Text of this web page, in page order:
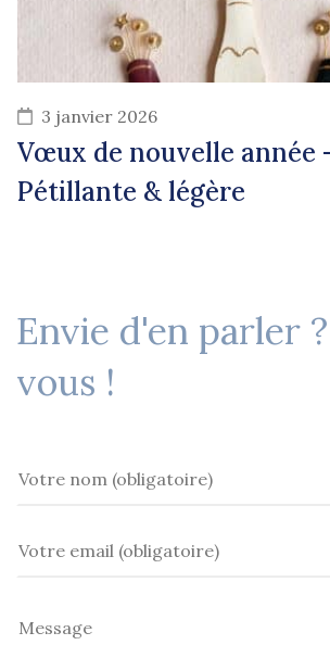
3 janvier 2026
Vœux de nouvelle année
Pétillante & légère
Envie d'en parler
vous !